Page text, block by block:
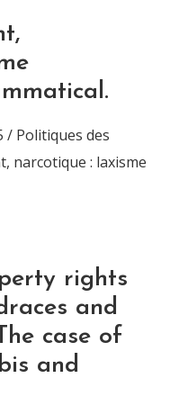
/ Politiques des
narcotique : laxisme
rights
and
case of
and